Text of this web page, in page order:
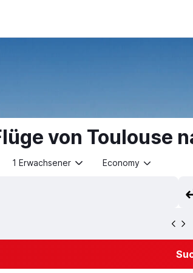
von Toulouse
1 Erwachsener Economy